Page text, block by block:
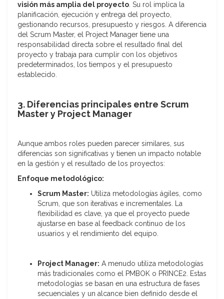
visión más amplia del proyecto. Su rol implica la
planificación, ejecución y entrega del proyecto,
gestionando recursos, presupuesto y riesgos. A diferencia
del Scrum Master, el Project Manager tiene una
responsabilidad directa sobre el resultado final del
proyecto y trabaja para cumplir con los objetivos
predeterminados, los tiempos y el presupuesto
establecido.
3. Diferencias principales entre Scrum
Master y Project Manager
Aunque ambos roles pueden parecer similares, sus
diferencias son significativas y tienen un impacto notable
en la gestión y el resultado de los proyectos:
Enfoque metodológico:
Scrum Master: Utiliza metodologías ágiles, como
Scrum, que son iterativas e incrementales. La
flexibilidad es clave, ya que el proyecto puede
ajustarse en base al feedback continuo de los
usuarios y el rendimiento del equipo.
Project Manager: A menudo utiliza metodologías
más tradicionales como el PMBOK o PRINCE2. Estas
metodologías se basan en una estructura de fases
secuenciales y un alcance bien definido desde el